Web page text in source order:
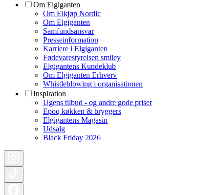
Om Elgiganten
Om Elkjøp Nordic
Om Elgiganten
Samfundsansvar
Presseinformation
Karriere i Elgiganten
Fødevarestyrelsen smiley
Elgigantens Kundeklub
Om Elgiganten Erhverv
Whistleblowing i organisationen
Inspiration
Ugens tilbud - og andre gode priser
Epoq køkken & bryggers
Elgigantens Magasin
Udsalg
Black Friday 2026